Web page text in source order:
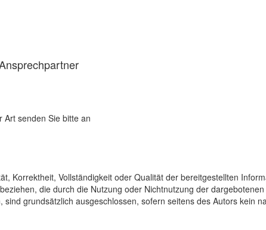
Art senden Sie bitte an
Korrektheit, Vollständigkeit oder Qualität der bereitgestellten
die durch die Nutzung oder Nichtnutzung der
grundsätzlich ausgeschlossen, sofern seitens des Autors kein